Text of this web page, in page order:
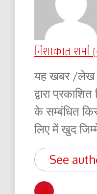
निशाकांत
यह खबर /लेख
द्वारा
के सम्बंधित
लिए में खुद
See